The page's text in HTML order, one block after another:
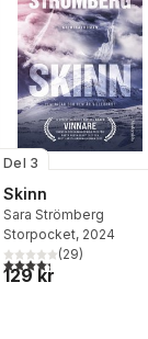
röster:
Del 3
Skinn
Sara Strömberg
Storpocket, 2024
4,3utav 5 stjärnor.
(29)
129 kr